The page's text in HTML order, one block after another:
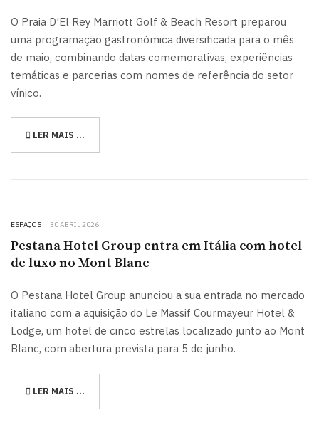
O Praia D'El Rey Marriott Golf & Beach Resort preparou
uma programação gastronómica diversificada para o mês
de maio, combinando datas comemorativas, experiências
temáticas e parcerias com nomes de referência do setor
vínico.
LER MAIS …
ESPAÇOS 30 ABRIL 2026
Pestana Hotel Group entra em Itália com hotel
de luxo no Mont Blanc
O Pestana Hotel Group anunciou a sua entrada no mercado
italiano com a aquisição do Le Massif Courmayeur Hotel &
Lodge, um hotel de cinco estrelas localizado junto ao Mont
Blanc, com abertura prevista para 5 de junho.
LER MAIS …